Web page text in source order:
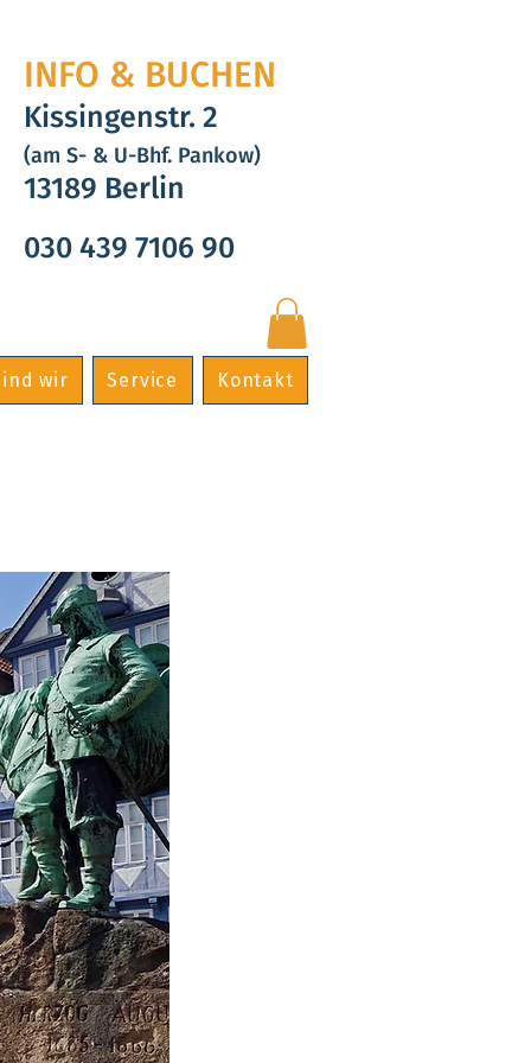
INFO & BUCHEN
Kissingenstr. 2
(am S- & U-Bhf. Pankow)
13189 Berlin
030 439 7106 90
wir Service Kontakt